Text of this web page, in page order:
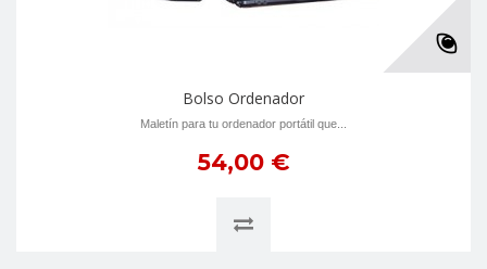
Bolso Ordenador
Maletín para tu ordenador portátil que...
54,00 €